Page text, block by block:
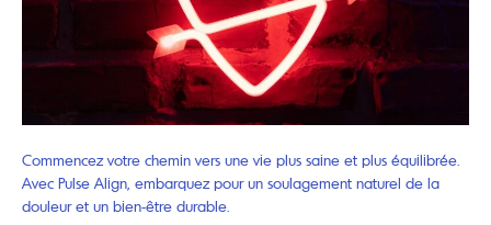
Commencez votre chemin vers une vie plus saine et plus équilibrée.
Avec Pulse Align, embarquez pour un soulagement naturel de la
douleur et un bien-être durable.